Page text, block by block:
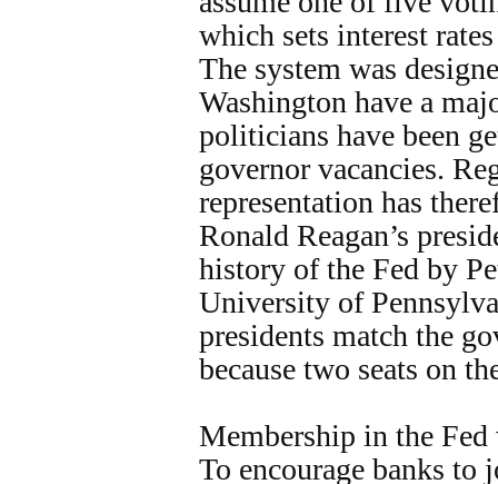
which sets interest
The system was
Washington have a
politicians have been
governor vacancies.
representation has
Ronald Reagan’s
history of the Fed by
University of
presidents match the
because two seats on
Membership in the
To encourage banks to